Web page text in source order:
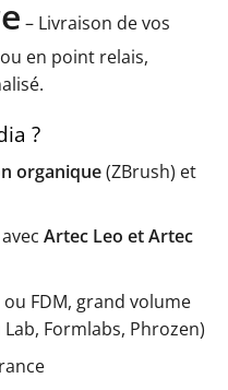
– Livraison de vos
en point relais,
?
organique(ZBrush) et
Artec Leo et Artec
FDM, grand volume
Formlabs, Phrozen)